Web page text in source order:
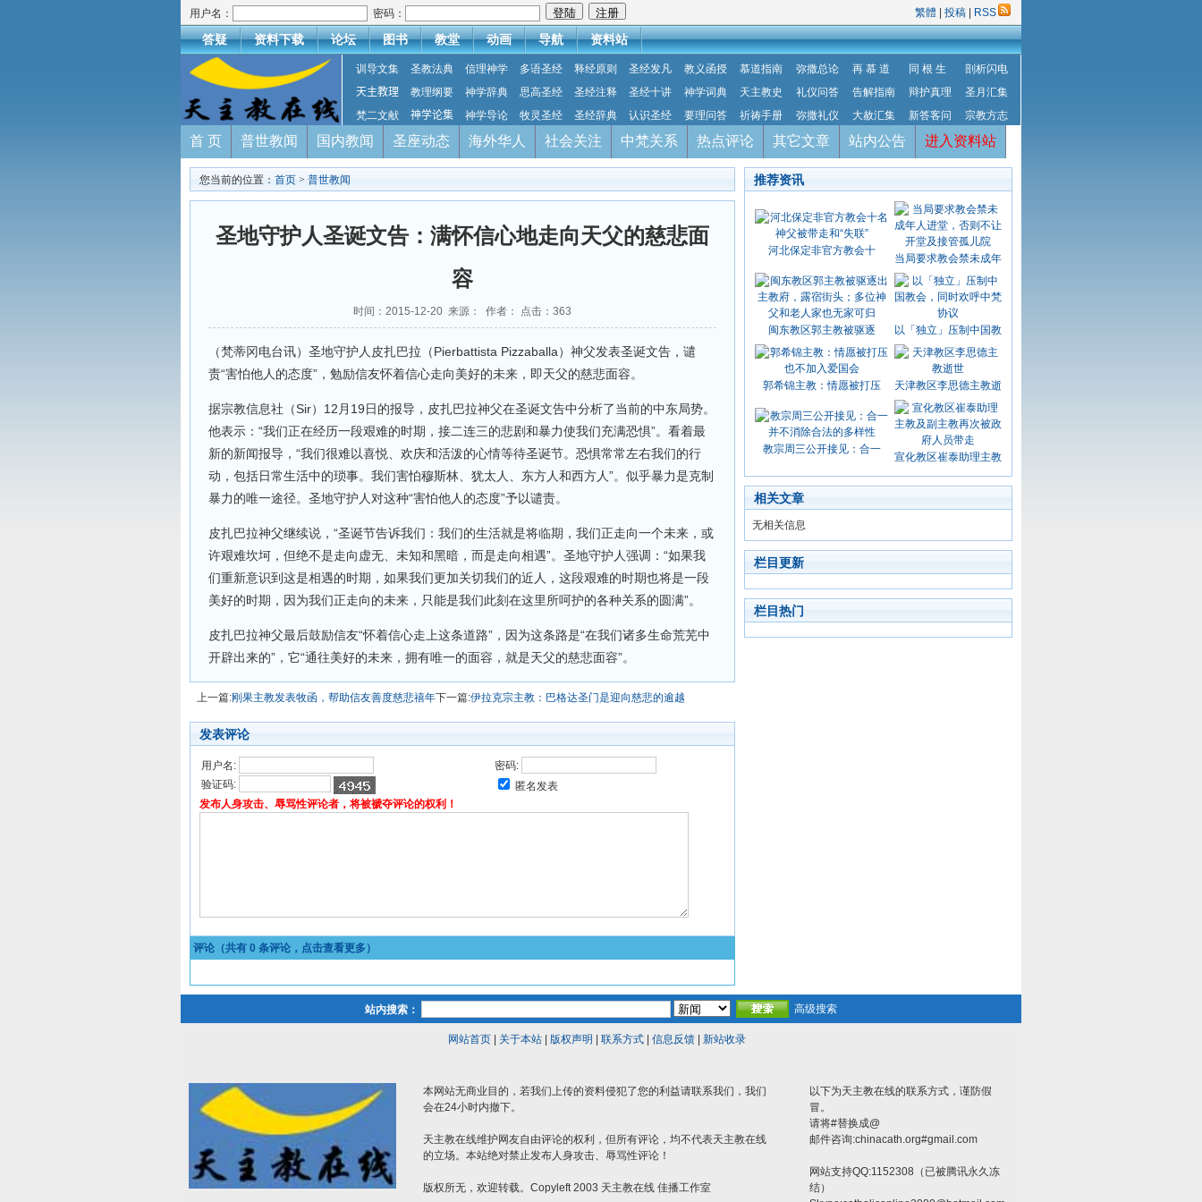
用户名： 密码： 繁體 投稿 RSS
答疑 资料下载 论坛 图书 教堂 动画 导航 资料站
训导文集 圣教法典 信理神学 多语圣经 释经原则 圣经发凡 教义函授 慕道指南 弥撒总论 再 慕 道 同 根 生
剖析闪电
天主教理
教理纲要 神学辞典 思高圣经 圣经注释 圣经十讲 神学词典 天主教史 礼仪问答 告解指南 辩护真理
圣月汇集
梵二文献
神学论集 神学导论 牧灵圣经 圣经辞典 认识圣经 要理问答 祈祷手册 弥撒礼仪 大赦汇集 新答客问 宗教方志
首 页 普世教闻 国内教闻 圣座动态 海外华人 社会关注 中梵关系 热点评论 其它文章 站内公告 进入资料站
您当前的位置： 首页 > 普世教闻
圣地守护人圣诞文告：满怀信心地走向天父的慈悲面
容
时间：2015-12-20 来源： 作者： 点击： 363
（梵蒂冈电台讯）圣地守护人皮扎巴拉（Pierbattista Pizzaballa）神父发表圣诞文告，谴
责“害怕他人的态度”，勉励信友怀着信心走向美好的未来，即天父的慈悲面容。
据宗教信息社（Sir）12月19日的报导，皮扎巴拉神父在圣诞文告中分析了当前的中东局势。
他表示：“我们正在经历一段艰难的时期，接二连三的悲剧和暴力使我们充满恐惧”。看着最
新的新闻报导，“我们很难以喜悦、欢庆和活泼的心情等待圣诞节。恐惧常常左右我们的行
动，包括日常生活中的琐事。我们害怕穆斯林、犹太人、东方人和西方人”。似乎暴力是克制
暴力的唯一途径。圣地守护人对这种“害怕他人的态度”予以谴责。
皮扎巴拉神父继续说，“圣诞节告诉我们：我们的生活就是将临期，我们正走向一个未来，或
许艰难坎坷，但绝不是走向虚无、未知和黑暗，而是走向相遇”。圣地守护人强调：“如果我
们重新意识到这是相遇的时期，如果我们更加关切我们的近人，这段艰难的时期也将是一段
美好的时期，因为我们正走向的未来，只能是我们此刻在这里所呵护的各种关系的圆满”。
皮扎巴拉神父最后鼓励信友“怀着信心走上这条道路”，因为这条路是“在我们诸多生命荒芜中
开辟出来的”，它“通往美好的未来，拥有唯一的面容，就是天父的慈悲面容”。
上一篇:刚果主教发表牧函，帮助信友善度慈悲禧年下一篇:伊拉克宗主教：巴格达圣门是迎向慈悲的逾越
发表评论
用户名:
密码:
验证码:
匿名发表
发布人身攻击、辱骂性评论者，将被褫夺评论的权利！
评论（共有 0 条评论，点击查看更多）
推荐资讯
河北保定非官方教会十
当局要求教会禁未成年
闽东教区郭主教被驱逐 以「独立」压制中国教
郭希锦主教：情愿被打压 天津教区李思德主教逝
教宗周三公开接见：合一
宣化教区崔泰助理主教
相关文章
无相关信息
栏目更新
栏目热门
站内搜索： 高级搜索
网站首页| 关于本站| 版权声明 联系方式| 信息反馈| 新站收录
本网站无商业目的，若我们上传的资料侵犯了您的利益请联系我们，我们
会在24小时内撤下。
天主教在线维护网友自由评论的权利，但所有评论，均不代表天主教在线
的立场。本站绝对禁止发布人身攻击、辱骂性评论！
版权所无，欢迎转载。Copyleft 2003 天主教在线 佳播工作室
以下为天主教在线的联系方式，谨防假
冒。
请将#替换成@
邮件咨询:chinacath.org#gmail.com
网站支持QQ:1152308（已被腾讯永久冻
结）